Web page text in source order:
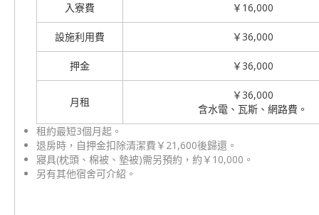
入寮費 ￥16,000
設施利用費 ￥36,000
押金 ￥36,000
月租
￥36,000
含水電、瓦斯、網路費。
租約最短3個月起。
退房時，自押金扣除清潔費￥21,600後歸還。
寢具(枕頭、棉被、墊被)需另預約，約￥10,000。
另有其他宿舍可介紹。